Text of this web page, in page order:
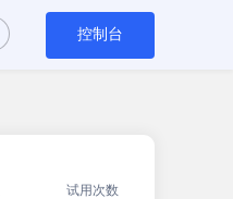
控制台
试用次数